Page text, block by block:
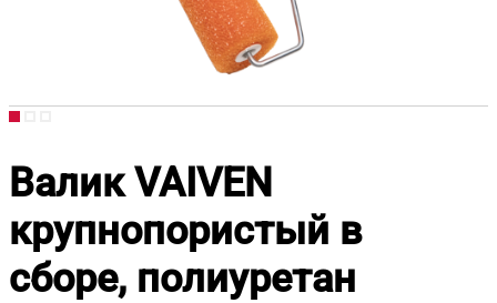
Валик VAIVEN
крупнопористый в
сборе, полиуретан